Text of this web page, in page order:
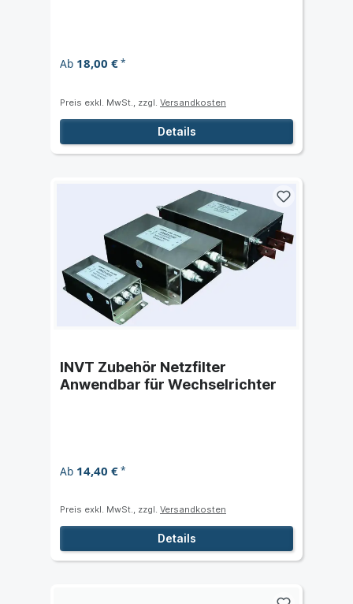
Ab 18,00 €*
Preis exkl. MwSt., zzgl. Versandkosten
Details
INVT Zubehör Netzfilter
Anwendbar für Wechselrichter
Ab 14,40 €*
Preis exkl. MwSt., zzgl. Versandkosten
Details